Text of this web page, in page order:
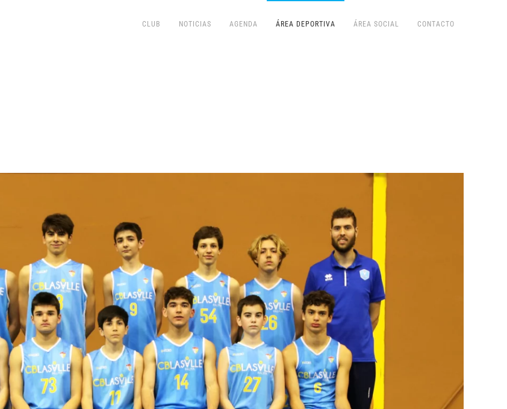
CLUB NOTICIAS AGENDA ÁREA DEPORTIVA ÁREA SOCIAL CONTACTO